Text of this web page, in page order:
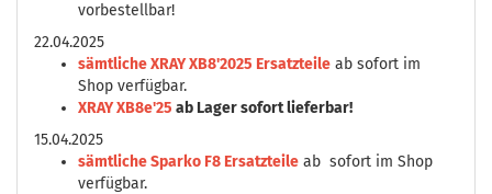
vorbestellbar!
22.04.2025
sämtliche XRAY XB8'2025 Ersatzteile ab sofort im
Shop verfügbar.
XRAY XB8e'25 ab Lager sofort lieferbar!
15.04.2025
sämtliche Sparko F8 Ersatzteile ab sofort im Shop
verfügbar.